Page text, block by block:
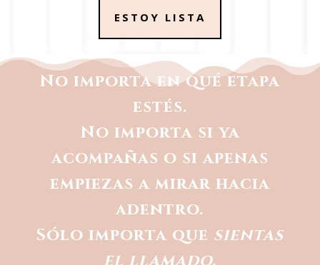
ESTOY LISTA
No importa en qué etapa
estés.
No importa si ya
acompañas o si apenas
empiezas a mirar hacia
adentro.
Sólo importa que sientas